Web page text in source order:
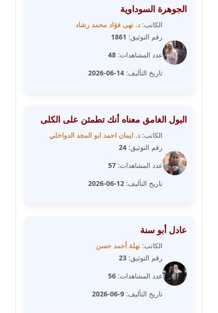
عاملة
مدونة رشا شمس الدين
عاملة
مدونة رشا كمال
عاملة
مدونة رشيد سبابو
عاملة
مدونة رفعت عراقي
عاملة
مدونة ريهام الخميسي
عاملة
مدونة زينات مطاوع
الجوهرة السوداوية
الكاتب: د. نهى فؤاد محمد رشاد
رقم التوثيق: 1861
عدد المشاهدات: 48
تاريخ التأليف: 14-06-2026
البول الغامق معناه أنك تطمئن على الكلى
الكاتب: د. ايمان احمد ابو المجد الدواخلي
رقم التوثيق: 24
عدد المشاهدات: 57
تاريخ التأليف: 12-06-2026
عادل أبو سنة
الكاتب: نهلة أحمد حسن
رقم التوثيق: 23
عدد المشاهدات: 56
تاريخ التأليف: 9-06-2026